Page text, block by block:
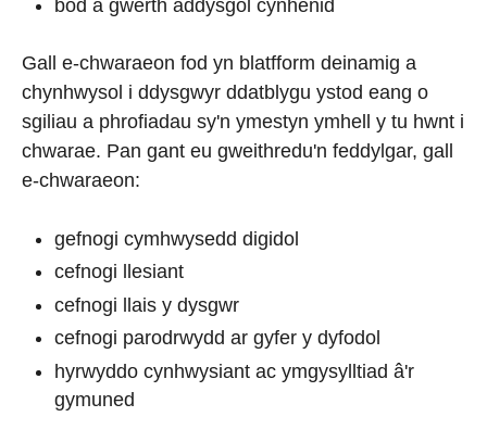
bod â gwerth addysgol cynhenid
Gall e-chwaraeon fod yn blatfform deinamig a
chynhwysol i ddysgwyr ddatblygu ystod eang o
sgiliau a phrofiadau sy'n ymestyn ymhell y tu hwnt i
chwarae. Pan gant eu gweithredu'n feddylgar, gall
e-chwaraeon:
gefnogi cymhwysedd digidol
cefnogi llesiant
cefnogi llais y dysgwr
cefnogi parodrwydd ar gyfer y dyfodol
hyrwyddo cynhwysiant ac ymgysylltiad â'r
gymuned